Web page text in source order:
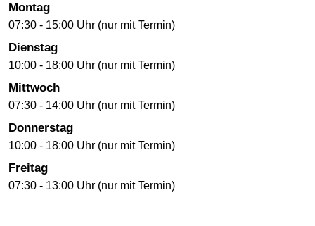
Montag
07:30 - 15:00 Uhr (nur mit Termin)
Dienstag
10:00 - 18:00 Uhr (nur mit Termin)
Mittwoch
07:30 - 14:00 Uhr (nur mit Termin)
Donnerstag
10:00 - 18:00 Uhr (nur mit Termin)
Freitag
07:30 - 13:00 Uhr (nur mit Termin)